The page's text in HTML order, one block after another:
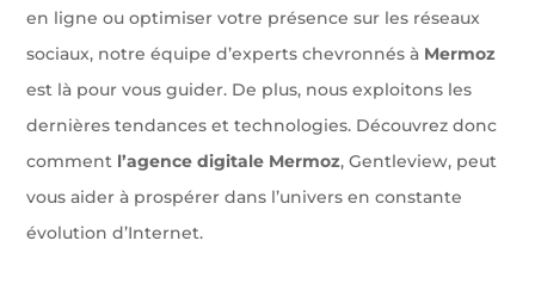
en ligne ou optimiser votre présence sur les réseaux
sociaux, notre équipe d’experts chevronnés à Mermoz
est là pour vous guider. De plus, nous exploitons les
dernières tendances et technologies. Découvrez donc
comment l’agence digitale Mermoz, Gentleview, peut
vous aider à prospérer dans l’univers en constante
évolution d’Internet.